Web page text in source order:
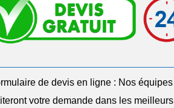
de devis en ligne : Nos équipes
votre demande dans les meilleurs